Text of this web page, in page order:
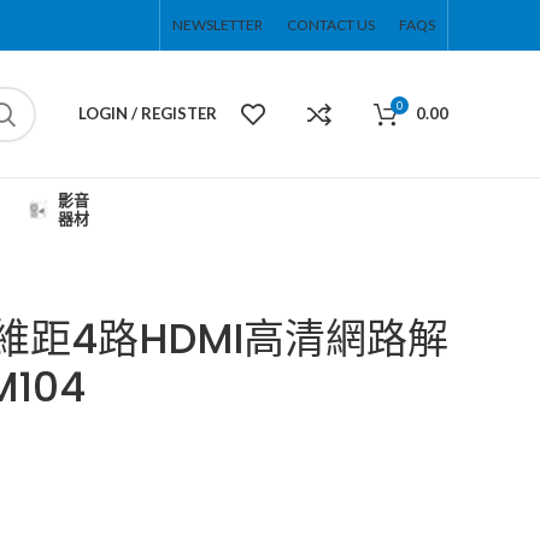
NEWSLETTER CONTACT US FAQS
LOGIN / REGISTER 0 0.00
影音
器材
距4路HDMI高清網路解